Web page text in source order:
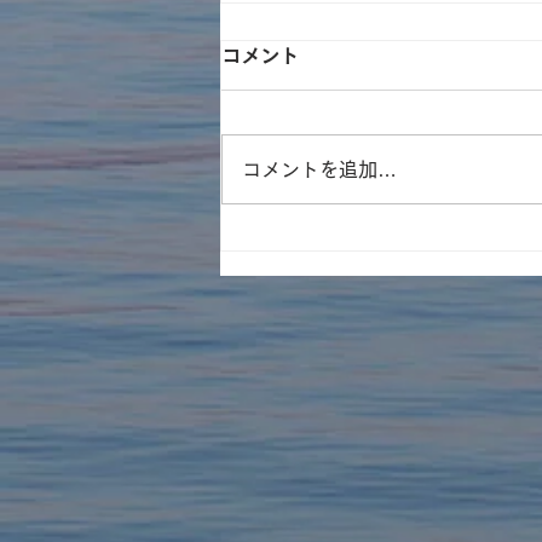
in河辺いきものの森
コメント
コメントを追加…